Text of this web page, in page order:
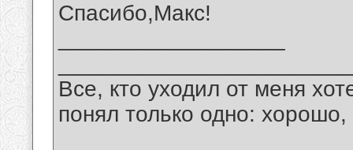
Спасибо,Макс!
Все, кто уходил от меня
понял только одно: